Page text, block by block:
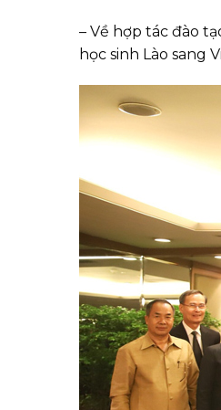
– Về hợp tác đào
học sinh Lào sang